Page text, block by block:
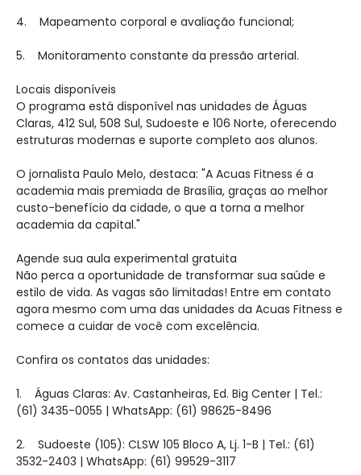
4. Mapeamento corporal e avaliação funcional;
5. Monitoramento constante da pressão arterial.
Locais disponíveis
O programa está disponível nas unidades de Águas
Claras, 412 Sul, 508 Sul, Sudoeste e 106 Norte, oferecendo
estruturas modernas e suporte completo aos alunos.
O jornalista Paulo Melo, destaca: "A Acuas Fitness é a
academia mais premiada de Brasília, graças ao melhor
custo-benefício da cidade, o que a torna a melhor
academia da capital."
Agende sua aula experimental gratuita
Não perca a oportunidade de transformar sua saúde e
estilo de vida. As vagas são limitadas! Entre em contato
agora mesmo com uma das unidades da Acuas Fitness e
comece a cuidar de você com excelência.
Confira os contatos das unidades:
1. Águas Claras: Av. Castanheiras, Ed. Big Center | Tel.:
(61) 3435-0055 | WhatsApp: (61) 98625-8496
2. Sudoeste (105): CLSW 105 Bloco A, Lj. 1-B | Tel.: (61)
3532-2403 | WhatsApp: (61) 99529-3117